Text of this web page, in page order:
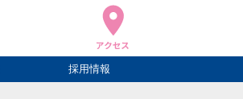
採用情報